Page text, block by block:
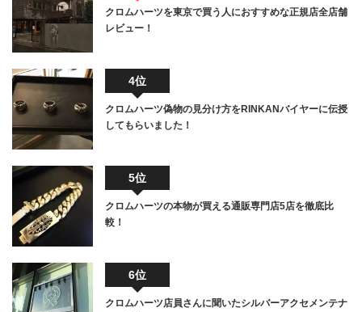
クロムハーツを東京で買う人におすすめな正規店全店舗
レビュー！
4位
クロムハーツ偽物の見分け方をRINKANバイヤーに伝授
してもらいました！
5位
クロムハーツの本物が買える通販専門店5店を徹底比
較！
6位
クロムハーツ店員さんに聞いたシルバーアクセメンテナ